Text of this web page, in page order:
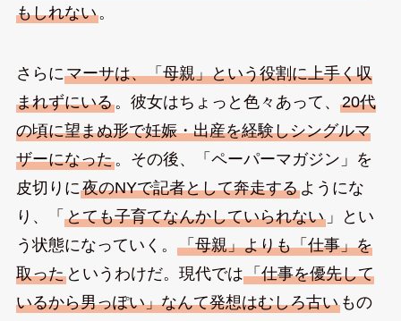
もしれない。
さらにマーサは、「母親」という役割に上手く収
まれずにいる。彼女はちょっと色々あって、 20代
の頃に望まぬ形で妊娠・出産を経験しシングルマ
ザーになった。その後、「ペーパーマガジン」を
皮切りに夜のNYで記者として奔走するようにな
り、「 とても子育てなんかしていられない」とい
う状態になっていく。 「母親」よりも「仕事」を
取ったというわけだ。現代では「仕事を優先して
いるから男っぽい」なんて発想はむしろ古いもの